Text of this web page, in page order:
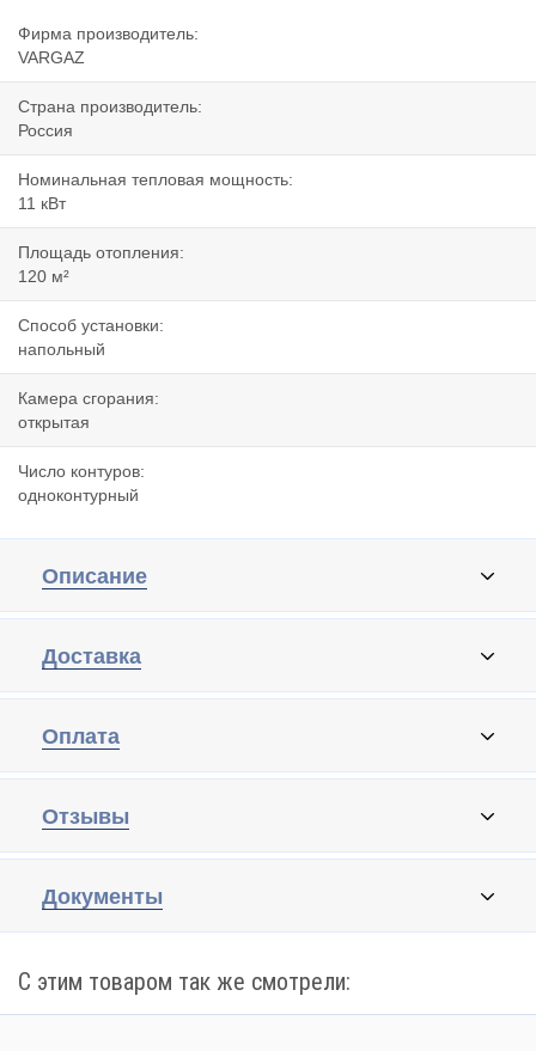
Фирма производитель:
VARGAZ
Страна производитель:
Россия
Номинальная тепловая мощность:
11 кВт
Площадь отопления:
120 м²
Способ установки:
напольный
Камера сгорания:
открытая
Число контуров:
одноконтурный
Описание
Доставка
Оплата
Отзывы
Документы
С этим товаром так же смотрели: